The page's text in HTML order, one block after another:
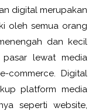
digital merupakan
oleh semua orang
dan kecil
pasar lewat media
commerce. Digital
platform media
seperti website,